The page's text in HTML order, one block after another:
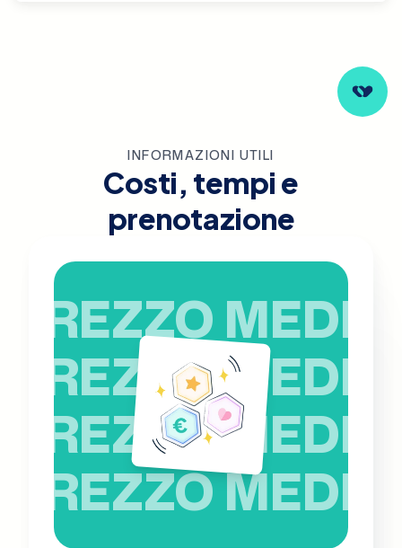
INFORMAZIONI UTILI
Costi, tempi e
prenotazione
PREZZO MEDIO
PREZZO MEDIO
PREZZO MEDIO
PREZZO MEDIO